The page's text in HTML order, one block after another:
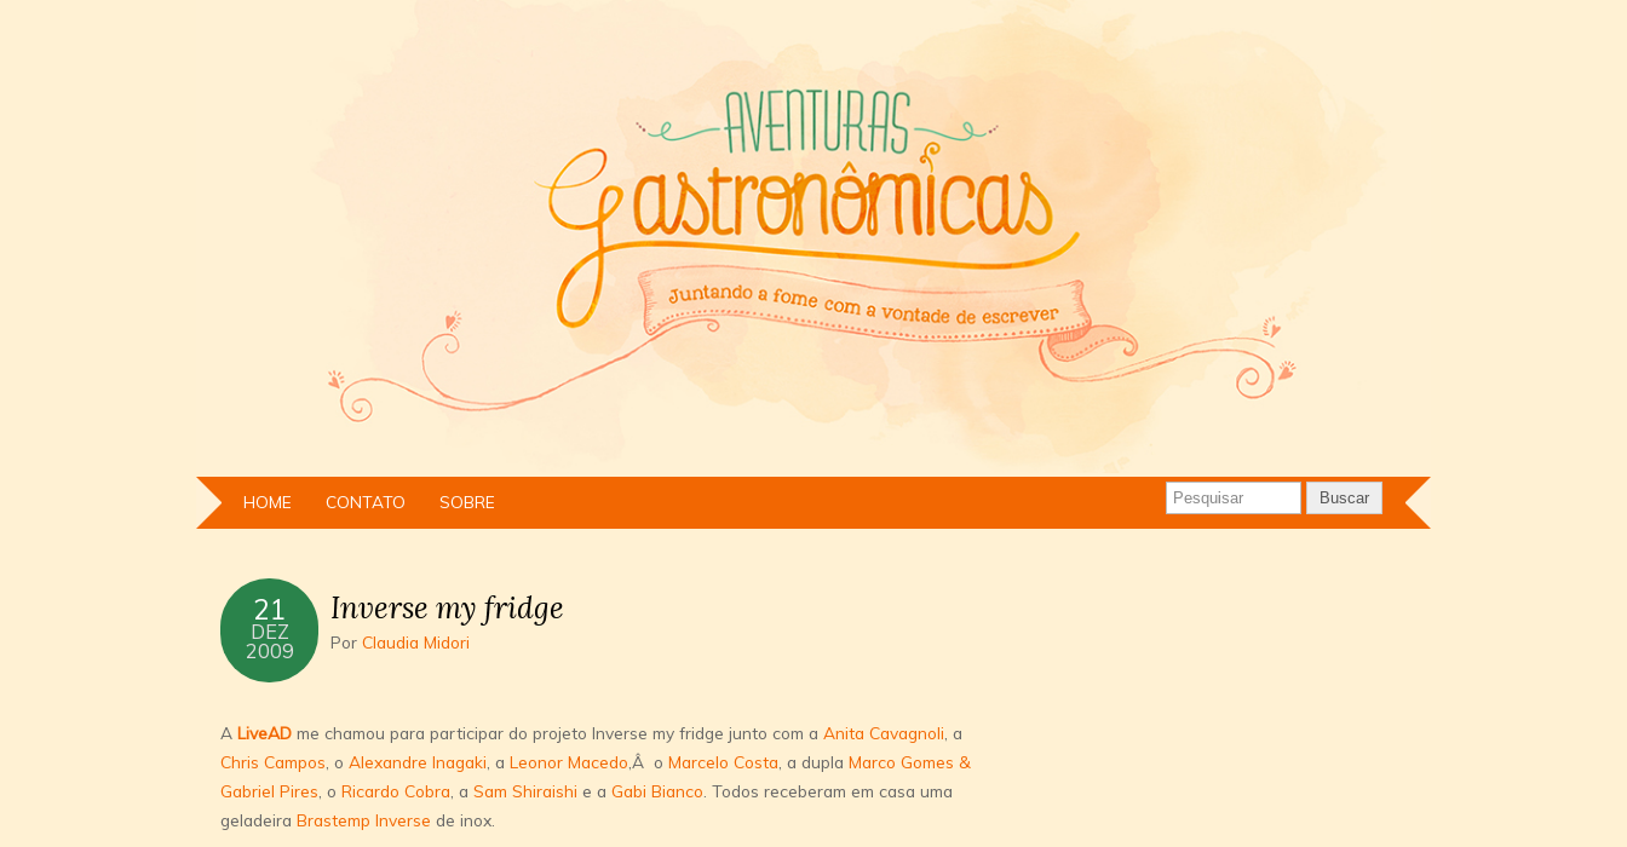
HOME CONTATO SOBRE
21
DEZ
2009
Inverse my fridge
Por Claudia Midori
A LiveAD me chamou para participar do projeto Inverse my fridge junto com a Anita Cavagnoli , a
Chris Campos , o Alexandre Inagaki , a Leonor Macedo ,Â o Marcelo Costa , a dupla Marco Gomes &
Gabriel Pires , o Ricardo Cobra , a Sam Shiraishi e a Gabi Bianco . Todos receberam em casa uma
geladeira Brastemp Inverse de inox.